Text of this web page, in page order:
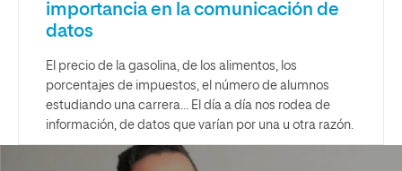
importancia en la comunicación de
datos
El precio de la gasolina, de los alimentos, los
porcentajes de impuestos, el número de alumnos
estudiando una carrera… El día a día nos rodea de
información, de datos que varían por una u otra razón.